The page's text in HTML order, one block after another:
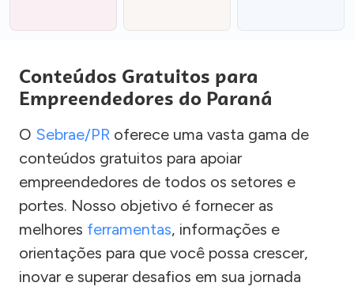
Conteúdos Gratuitos para
Empreendedores do Paraná
O Sebrae/PR oferece uma vasta gama de
conteúdos gratuitos para apoiar
empreendedores de todos os setores e
portes. Nosso objetivo é fornecer as
melhores ferramentas, informações e
orientações para que você possa crescer,
inovar e superar desafios em sua jornada